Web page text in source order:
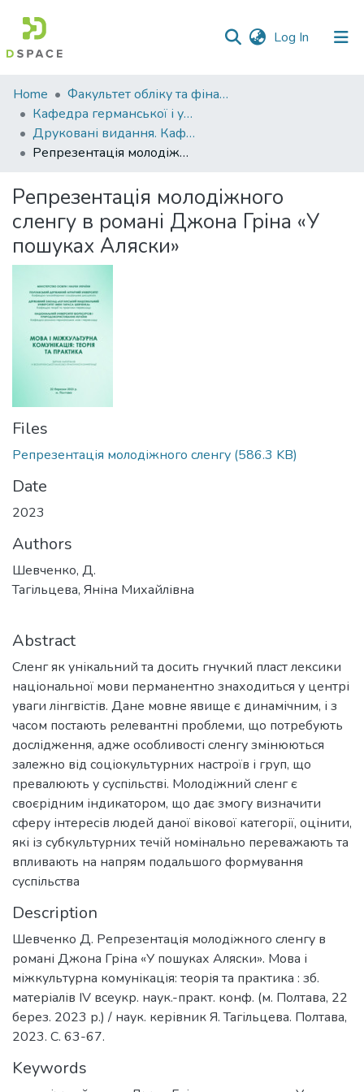
Log In (current)
Communities
&
Collections
All of DSpace
Statistics
Home
Факультет обліку та фінансів
Кафедра германської і української філології
Друковані видання. Кафедра германської і української філології
Репрезентація молодіжного сленгу в романі Джона Гріна «У пошуках Аляски»
Репрезентація молодіжного
сленгу в романі Джона Гріна «У
пошуках Аляски»
Files
Репрезентація молодіжного сленгу (586.3 KB)
Date
2023
Authors
Шевченко, Д.
Тагільцева, Яніна Михайлівна
Abstract
Сленг як унікальний та досить гнучкий пласт лексики
національної мови перманентно знаходиться у центрі
уваги лінгвістів. Дане мовне явище є динамічним, і з
часом постають релевантні проблеми, що потребують
дослідження, адже особливості сленгу змінюються
залежно від соціокультурних настроїв і груп, що
превалюють у суспільстві. Молодіжний сленг є
своєрідним індикатором, що дає змогу визначити
сферу інтересів людей даної вікової категорії, оцінити,
які із субкультурних течій номінально переважають та
впливають на напрям подальшого формування
суспільства
Description
Шевченко Д. Репрезентація молодіжного сленгу в
романі Джона Гріна «У пошуках Аляски». Мова і
міжкультурна комунікація: теорія та практика : зб.
матеріалів IV всеукр. наук.-практ. конф. (м. Полтава, 22
берез. 2023 р.) / наук. керівник Я. Тагільцева. Полтава,
2023. С. 63-67.
Keywords